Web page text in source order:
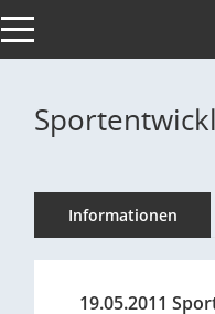
Toggle navigation
Informationen
19.05.2011